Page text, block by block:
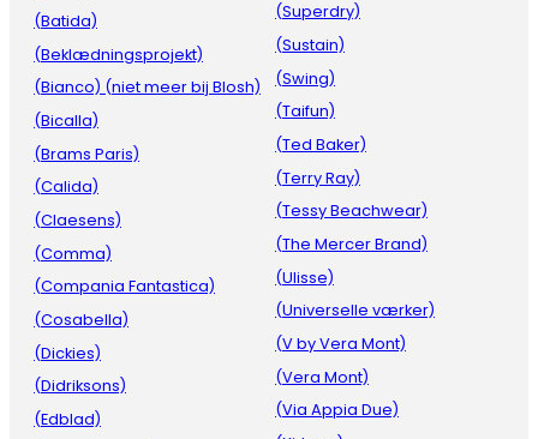
(Batida)
(Beklædningsprojekt)
(Bianco) (niet meer bij Blosh)
(Bicalla)
(Brams Paris)
(Calida)
(Claesens)
(Comma)
(Compania Fantastica)
(Cosabella)
(Dickies)
(Didriksons)
(Edblad)
(Superdry)
(Sustain)
(Swing)
(Taifun)
(Ted Baker)
(Terry Ray)
(Tessy Beachwear)
(The Mercer Brand)
(Ulisse)
(Universelle værker)
(V by Vera Mont)
(Vera Mont)
(Via Appia Due)